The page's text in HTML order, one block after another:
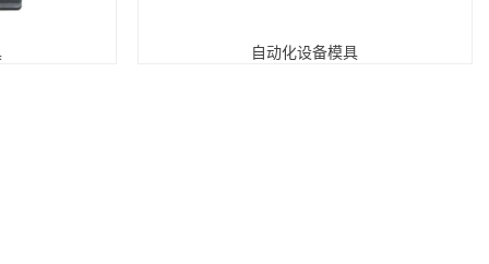
自动化设备模具